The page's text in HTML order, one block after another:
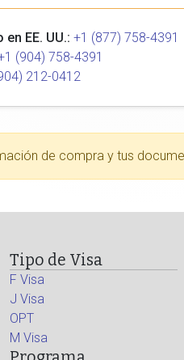
EE. UU.: +1 (877) 758-4391
(904) 758-4391
212-0412
de compra y tus
Tipo de Visa
F Visa
J Visa
OPT
M Visa